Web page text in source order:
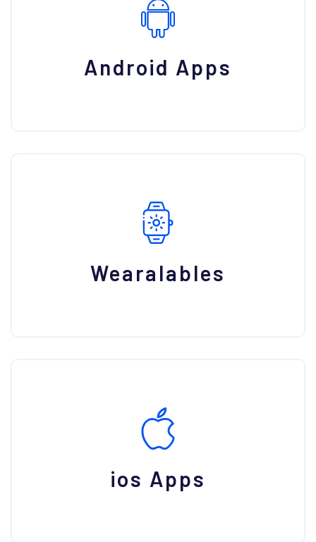
Android Apps
Wearalables
ios Apps